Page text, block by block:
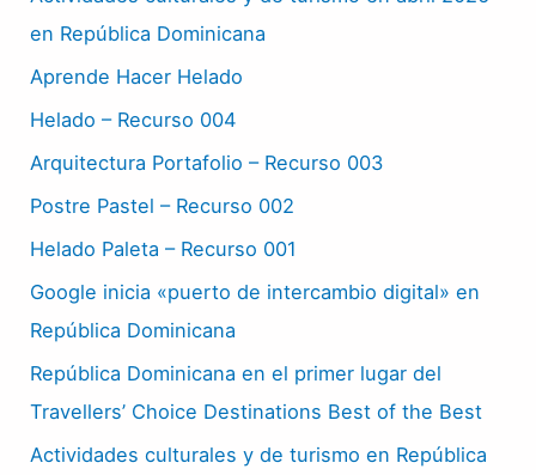
en República Dominicana
Aprende Hacer Helado
Helado – Recurso 004
Arquitectura Portafolio – Recurso 003
Postre Pastel – Recurso 002
Helado Paleta – Recurso 001
Google inicia «puerto de intercambio digital» en
República Dominicana
República Dominicana en el primer lugar del
Travellers’ Choice Destinations Best of the Best
Actividades culturales y de turismo en República